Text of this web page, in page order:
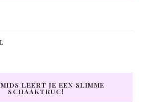
LEERT JE EEN SLIMME
SCHAAKTRUC!